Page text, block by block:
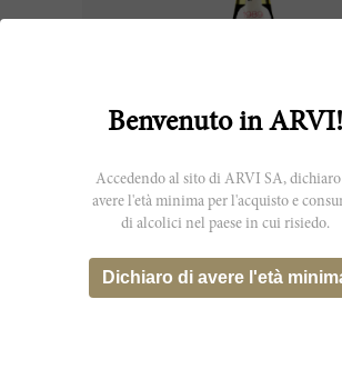
150cl
Châteauneuf du Pape 2019
Benvenuto in ARVI!
Accedendo al sito di ARVI SA,
avere l'età minima per l'acquisto e
di alcolici nel paese in cui risiedo.
Dichiaro di avere l'età